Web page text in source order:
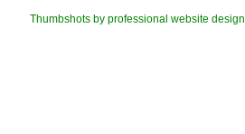
Thumbshots by professional website design